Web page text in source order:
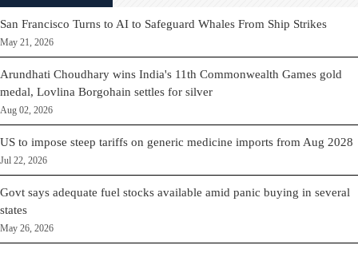
San Francisco Turns to AI to Safeguard Whales From Ship Strikes
May 21, 2026
Arundhati Choudhary wins India's 11th Commonwealth Games gold
medal, Lovlina Borgohain settles for silver
Aug 02, 2026
US to impose steep tariffs on generic medicine imports from Aug 2028
Jul 22, 2026
Govt says adequate fuel stocks available amid panic buying in several
states
May 26, 2026